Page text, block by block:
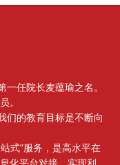
任院长麦蕴瑜之名。
。
们的教育目标是不断向
式”服务，是高水平在